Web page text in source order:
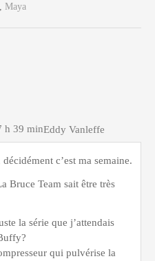
Maya
Eddy Vanleffe
h 39 min
c’est ma semaine.
Bruce Team sait être très
la série que j’attendais
qui pulvérise la